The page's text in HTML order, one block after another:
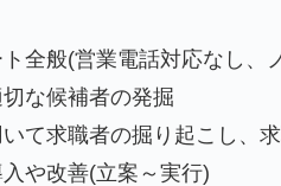
全般(営業電話対応なし、
な候補者の発掘
て求職者の掘り起こし、
や改善(立案～実行)